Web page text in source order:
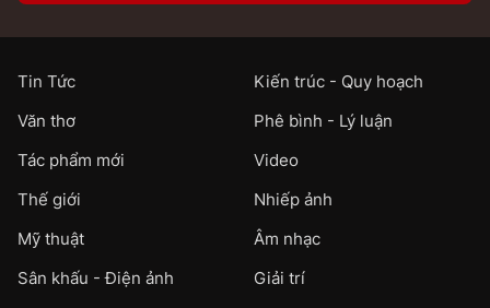
Tin Tức
Kiến trúc - Quy hoạch
Văn thơ
Phê bình - Lý luận
Tác phẩm mới
Video
Thế giới
Nhiếp ảnh
Mỹ thuật
Âm nhạc
Sân khấu - Điện ảnh
Giải trí